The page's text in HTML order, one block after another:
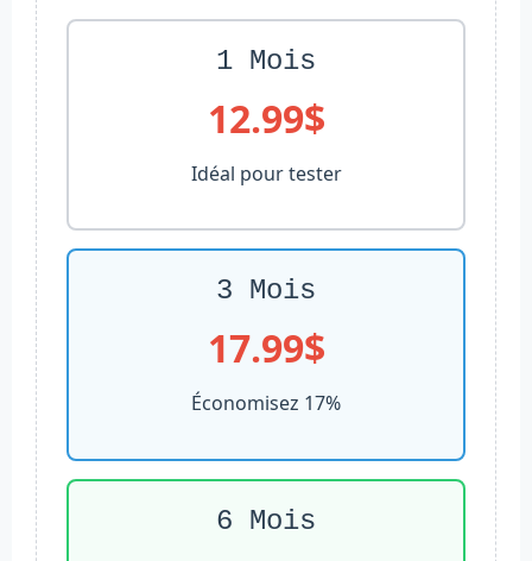
1 Mois
12.99$
Idéal pour tester
3 Mois
17.99$
Économisez 17%
6 Mois